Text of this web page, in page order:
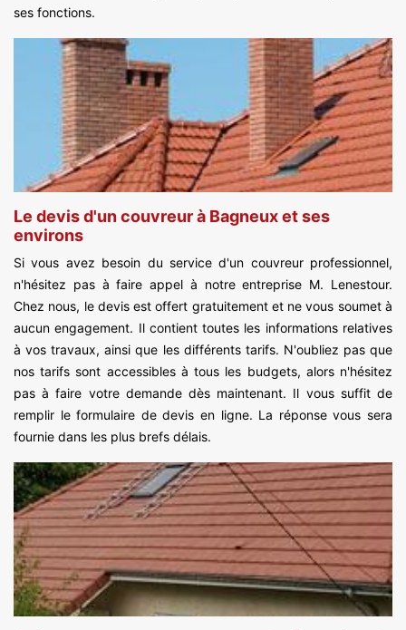
ses fonctions.
Le devis d'un couvreur à Bagneux et ses
environs
Si vous avez besoin du service d'un couvreur professionnel,
n'hésitez pas à faire appel à notre entreprise M. Lenestour.
Chez nous, le devis est offert gratuitement et ne vous soumet à
aucun engagement. Il contient toutes les informations relatives
à vos travaux, ainsi que les différents tarifs. N'oubliez pas que
nos tarifs sont accessibles à tous les budgets, alors n'hésitez
pas à faire votre demande dès maintenant. Il vous suffit de
remplir le formulaire de devis en ligne. La réponse vous sera
fournie dans les plus brefs délais.